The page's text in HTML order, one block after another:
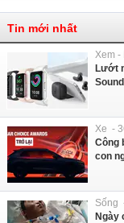
Tin mới nhất
Xem
Lướt
Xe -
Công
con
Sống
Ngày